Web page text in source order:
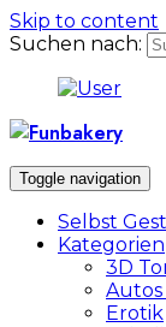
Skip to content
Suchen nach:
Toggle navigation
Selbst
Kategorien
3D
Autos
Erotik